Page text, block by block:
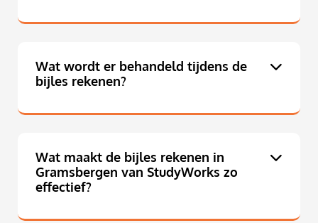
Wat wordt er behandeld tijdens de
bijles rekenen?
Wat maakt de bijles rekenen in
Gramsbergen van StudyWorks zo
effectief?